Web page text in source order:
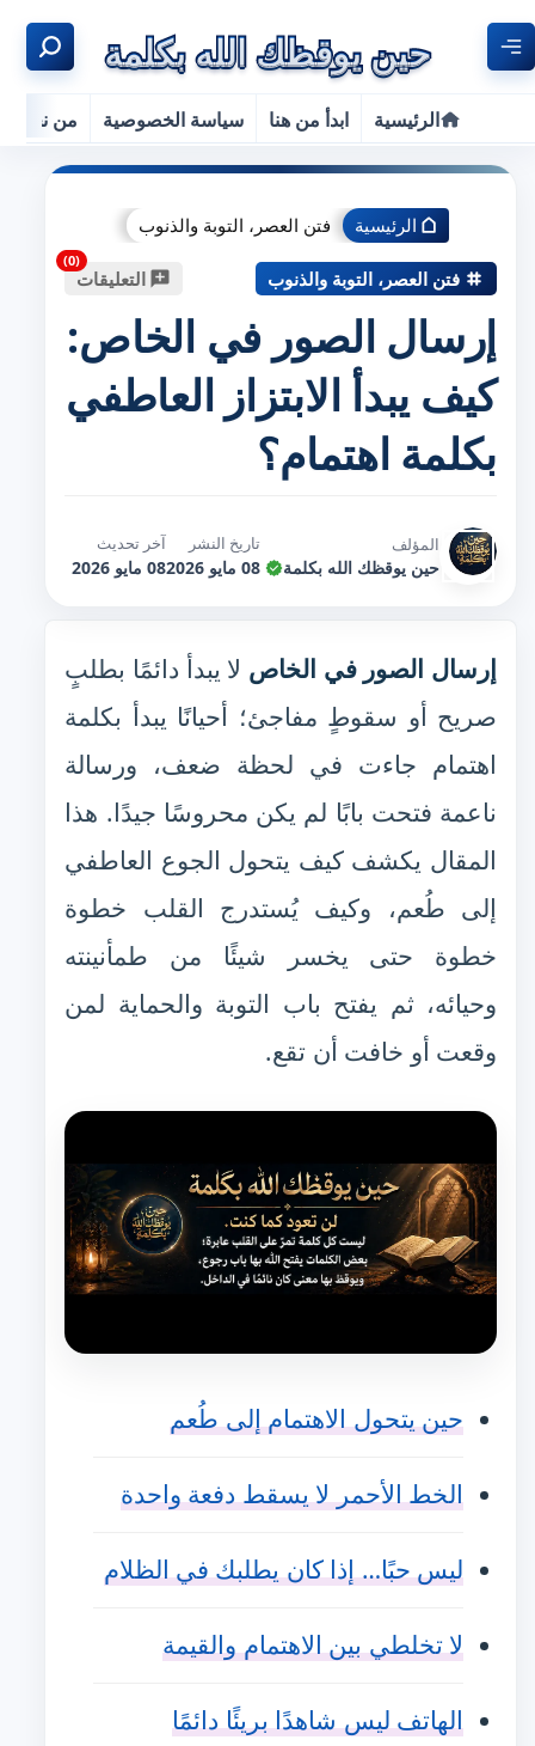
الرئيسية ابدأ من هنا سياسة الخصوصية من نحن
الرئيسية فتن العصر، التوبة والذنوب
فتن العصر، التوبة والذنوب التعليقات
إرسال الصور في الخاص:
كيف يبدأ الابتزاز العاطفي
بكلمة اهتمام؟
المؤلف
حين يوقظك الله بكلمة
تاريخ النشر
08 مايو 2026
آخر تحديث
08 مايو 2026
إرسال الصور في الخاص لا يبدأ دائمًا بطلبٍ
صريح أو سقوطٍ مفاجئ؛ أحيانًا يبدأ بكلمة
اهتمام جاءت في لحظة ضعف، ورسالة
ناعمة فتحت بابًا لم يكن محروسًا جيدًا. هذا
المقال يكشف كيف يتحول الجوع العاطفي
إلى طُعم، وكيف يُستدرج القلب خطوة
خطوة حتى يخسر شيئًا من طمأنينته
وحيائه، ثم يفتح باب التوبة والحماية لمن
وقعت أو خافت أن تقع.
حين يتحول الاهتمام إلى طُعم
الخط الأحمر لا يسقط دفعة واحدة
ليس حبًا… إذا كان يطلبك في الظلام
لا تخلطي بين الاهتمام والقيمة
الهاتف ليس شاهدًا بريئًا دائمًا